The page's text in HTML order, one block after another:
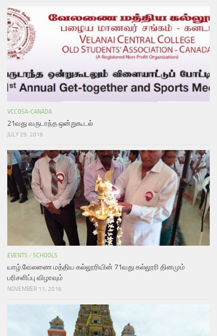
VCCOSA-CANADA
21வது வருடாந்த ஒன்றுகூடல்
JULY 29, 2016
EVENTS / SCHOOLS
யாழ்.வேலணை மத்திய கல்லூரியின் 71வது கல்லூரி தினமும்
பரிசளிப்பு விழாவும்
NOVEMBER 11, 2016